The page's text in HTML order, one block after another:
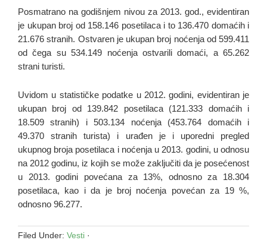
Posmatrano na godišnjem nivou za 2013. god., evidentiran
je ukupan broj od 158.146 posetilaca i to 136.470 domaćih i
21.676 stranih. Ostvaren je ukupan broj noćenja od 599.411
od čega su 534.149 noćenja ostvarili domaći, a 65.262
strani turisti.
Uvidom u statističke podatke u 2012. godini, evidentiran je
ukupan broj od 139.842 posetilaca (121.333 domaćih i
18.509 stranih) i 503.134 noćenja (453.764 domaćih i
49.370 stranih turista) i urađen je i uporedni pregled
ukupnog broja posetilaca i noćenja u 2013. godini, u odnosu
na 2012 godinu, iz kojih se može zaključiti da je posećenost
u 2013. godini povećana za 13%, odnosno za 18.304
posetilaca, kao i da je broj noćenja povećan za 19 %,
odnosno 96.277.
Filed Under: Vesti ·